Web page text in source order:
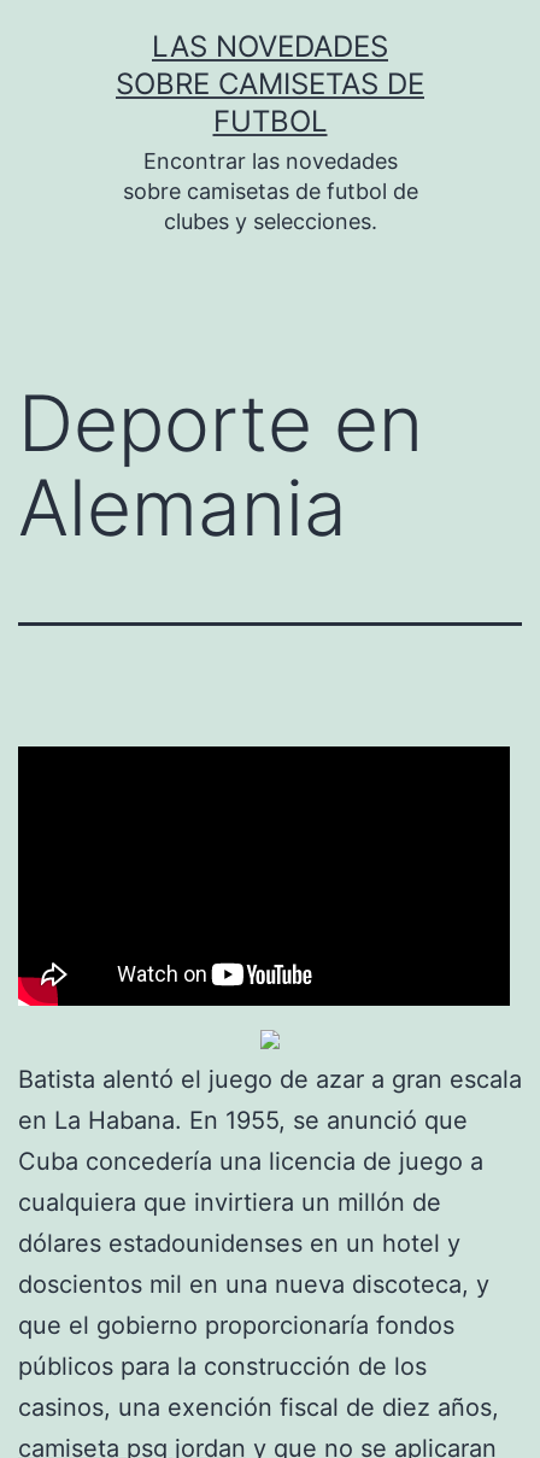
LAS NOVEDADES
SOBRE CAMISETAS DE
FUTBOL
Encontrar las novedades
sobre camisetas de futbol de
clubes y selecciones.
Deporte en
Alemania
Batista alentó el juego de azar a gran escala
en La Habana. En 1955, se anunció que
Cuba concedería una licencia de juego a
cualquiera que invirtiera un millón de
dólares estadounidenses en un hotel y
doscientos mil en una nueva discoteca, y
que el gobierno proporcionaría fondos
públicos para la construcción de los
casinos, una exención fiscal de diez años,
camiseta psg jordan y que no se aplicaran